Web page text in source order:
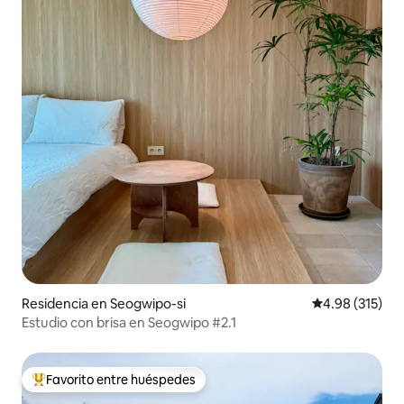
Residencia en Seogwipo-si Calificación
4.98 (315)
Estudio con brisa en Seogwipo #2.1
De los mejores en Favorito entre huéspedes
Favorito entre huéspedes